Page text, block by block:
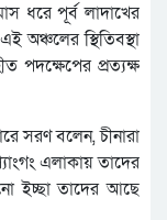
ধরে পূর্ব লাদাখের
অঞ্চলের স্থিতিবস্থা
পদক্ষেপের প্রত্যক্ষ
সরণ বলেন, চীনারা
এলাকায় তাদের
ইচ্ছা তাদের আছে